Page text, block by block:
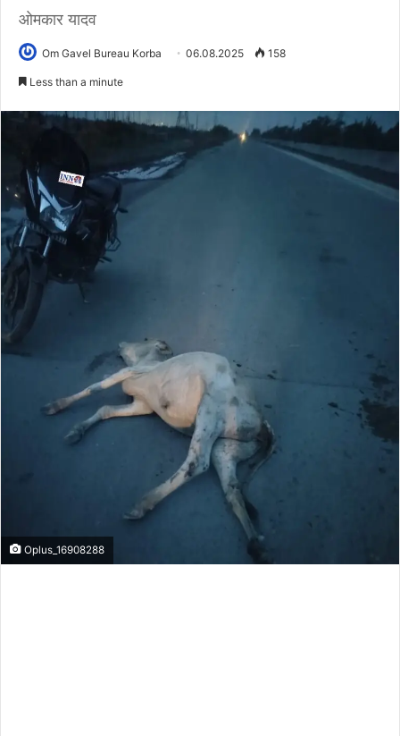
ओमकार यादव
Om Gavel Bureau Korba 06.08.2025 158
Less than a minute
Oplus_16908288